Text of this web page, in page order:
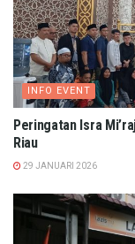
INFO EVENT
Peringatan Isra
Riau
29 JANUARI 2026